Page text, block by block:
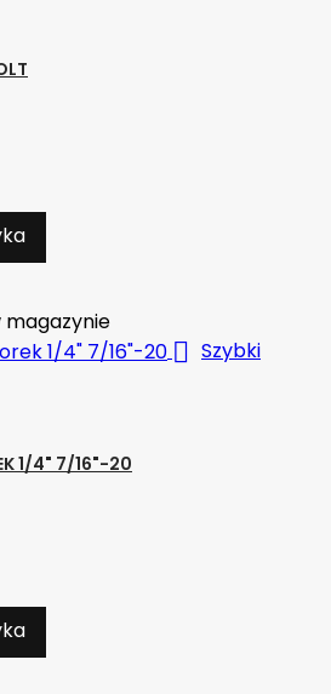
magazynie
 Szybki
1/4" 7/16"-20